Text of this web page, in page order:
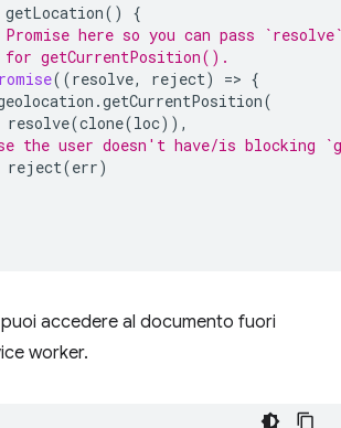
getLocation()
{
here so you can pass
getCurrentPosition().
((resolve, reject) => {
.getCurrentPosition(
resolve(clone(loc)),
the user doesn't have/is blocking
reject(err)
accedere al documento fuori
worker.